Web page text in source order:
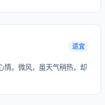
适宜
情。微风，虽天气稍热，却